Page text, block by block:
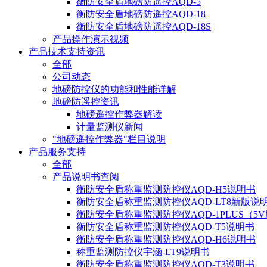
衡防安全盾地磅防遥控AQD-18
衡防安全盾地磅防遥控AQD-18S
产品操作演示视频
产品技术支持资讯
全部
公司动态
地磅防控仪的功能和性能详解
地磅防遥控资讯
地磅遥控作弊器解读
计量监测仪新闻
"地磅遥控作弊器"栏目说明
产品服务支持
全部
产品说明书查阅
衡防安全盾称重监测防控仪AQD-H5说明书
衡防安全盾称重监测防控仪AQD-LT8新版说
衡防安全盾称重监测防控仪AQD-1PLUS（5V
衡防安全盾称重监测防控仪AQD-T5说明书
衡防安全盾称重监测防控仪AQD-H6说明书
称重监测防控仪宇涵-LT9说明书
衡防安全盾称重监测防控仪AQD-T3说明书